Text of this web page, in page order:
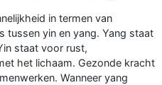
in termen van
tussen yin en yang. Yang staat
staat voor rust,
het lichaam. Gezonde kracht
Wanneer yang